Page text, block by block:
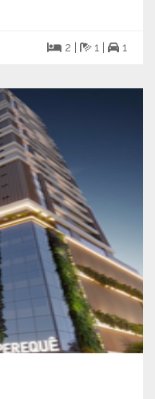
2 | 1 | 1